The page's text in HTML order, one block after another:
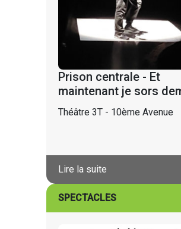
Prison centrale - Et
maintenant je sors
Théâtre 3T - 10ème Avenue
Lire la suite
SPECTACLES